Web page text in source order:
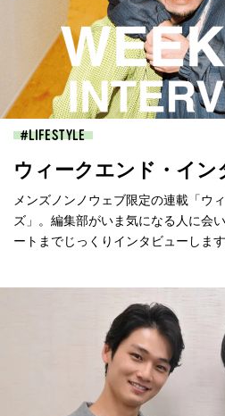
LIFESTYLE
ウィークエンド・イン
メンズノンノウェブ限定の連載「ウ
ズ」。編集部がいま気になる人に会
ートまでじっくりインタビューします